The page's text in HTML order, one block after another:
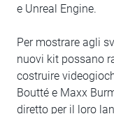
e Unreal Engine.
Per mostrare agli
nuovi kit possano
costruire
Boutté e Maxx
diretto per il loro